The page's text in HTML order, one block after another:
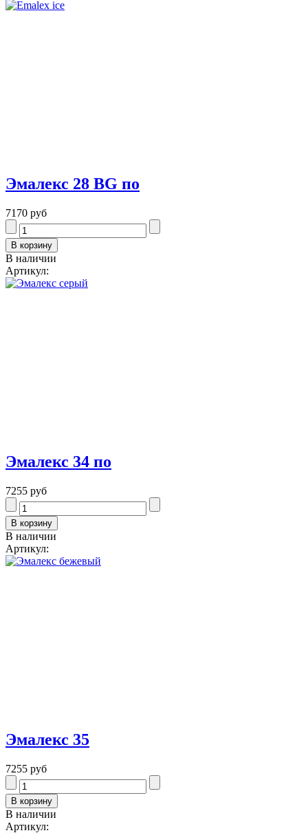
Эмалекс 28 BG по
7170 руб
В наличии
Артикул:
Эмалекс 34 по
7255 руб
В наличии
Артикул:
Эмалекс 35
7255 руб
В наличии
Артикул: